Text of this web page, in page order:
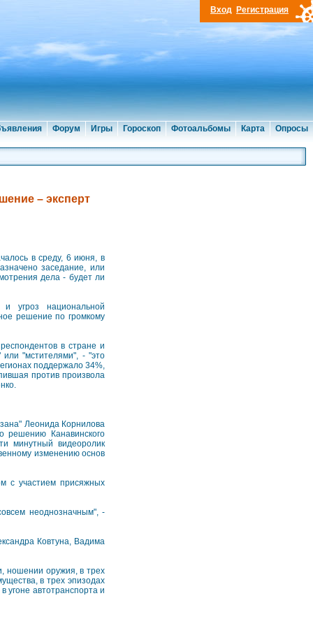
Форум Игры Гороскоп Фотоальбомы Карта Опросы
Вход Регистрация
– эксперт
в среду, 6 июня, в
заседание, или
дела - будет ли
угроз национальной
решение по громкому
в стране и
"мстителями", - "это
поддержало 34%,
против произвола
Леонида Корнилова
решению Канавинского
минутный видеоролик
изменению основ
с участием присяжных
неоднозначным", -
Ковтуна, Вадима
ношении оружия, в трех
в трех эпизодах
угоне автотранспорта и